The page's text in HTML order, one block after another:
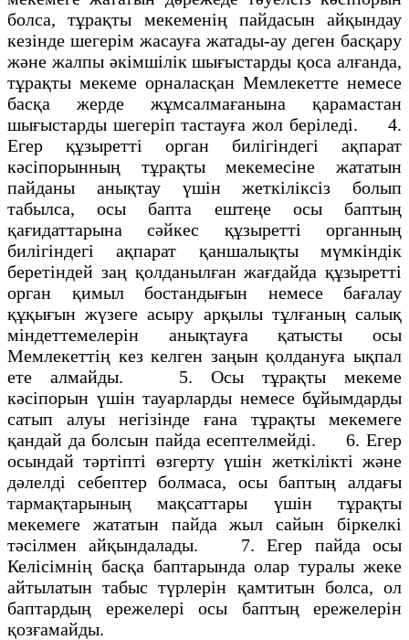
болса, тұрақты мекеменің пайдасын айқындау
кезінде шегерім жасауға жатады-ау деген басқару
және жалпы әкімшілік шығыстарды қоса алғанда,
тұрақты мекеме орналасқан Мемлекетте немесе
басқа жерде жұмсалмағанына қарамастан
шығыстарды шегеріп тастауға жол беріледі. 4.
Егер құзыретті орган билігіндегі ақпарат
кәсіпорынның тұрақты мекемесіне жататын
пайданы анықтау үшін жеткіліксіз болып
табылса, осы бапта ештеңе осы баптың
қағидаттарына сәйкес құзыретті органның
билігіндегі ақпарат қаншалықты мүмкіндік
беретіндей заң қолданылған жағдайда құзыретті
орган қимыл бостандығын немесе бағалау
құқығын жүзеге асыру арқылы тұлғаның салық
міндеттемелерін анықтауға қатысты осы
Мемлекеттің кез келген заңын қолдануға ықпал
ете алмайды. 5. Осы тұрақты мекеме
кәсіпорын үшін тауарларды немесе бұйымдарды
сатып алуы негізінде ғана тұрақты мекемеге
қандай да болсын пайда есептелмейді. 6. Егер
осындай тәртіпті өзгерту үшін жеткілікті және
дәлелді себептер болмаса, осы баптың алдағы
тармақтарының мақсаттары үшін тұрақты
мекемеге жататын пайда жыл сайын біркелкі
тәсілмен айқындалады. 7. Егер пайда осы
Келісімнің басқа баптарында олар туралы жеке
айтылатын табыс түрлерін қамтитын болса, ол
баптардың ережелері осы баптың ережелерін
қозғамайды.